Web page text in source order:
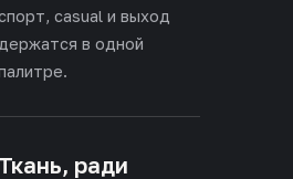
casual и выход
держатся в одной
Ткань, ради